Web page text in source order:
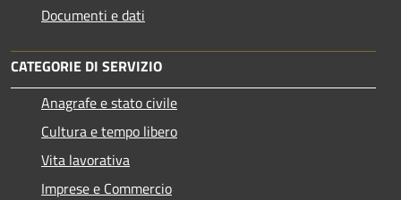
Documenti e dati
CATEGORIE DI SERVIZIO
Anagrafe e stato civile
Cultura e tempo libero
Vita lavorativa
Imprese e Commercio